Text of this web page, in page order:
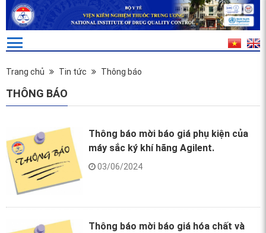
Trang chủ Tin tức Thông báo
THÔNG BÁO
Thông báo mời báo giá phụ kiện của
máy sắc ký khí hãng Agilent.
03/06/2024
Thông báo mời báo giá hóa chất và